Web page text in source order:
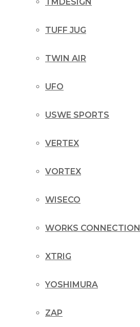
TUFF JUG
TWIN AIR
UFO
USWE SPORTS
VERTEX
VORTEX
WISECO
WORKS CONNECTION
XTRIG
YOSHIMURA
ZAP